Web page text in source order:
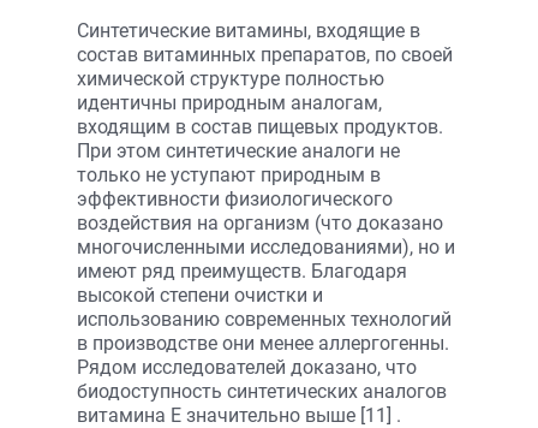
Синтетические витамины, входящие в
состав витаминных препаратов, по своей
химической структуре полностью
идентичны природным аналогам,
входящим в состав пищевых продуктов.
При этом синтетические аналоги не
только не уступают природным в
эффективности физиологического
воздействия на организм (что доказано
многочисленными исследованиями), но и
имеют ряд преимуществ. Благодаря
высокой степени очистки и
использованию современных технологий
в производстве они менее аллергогенны.
Рядом исследователей доказано, что
биодоступность синтетических аналогов
витамина Е значительно выше [11] .